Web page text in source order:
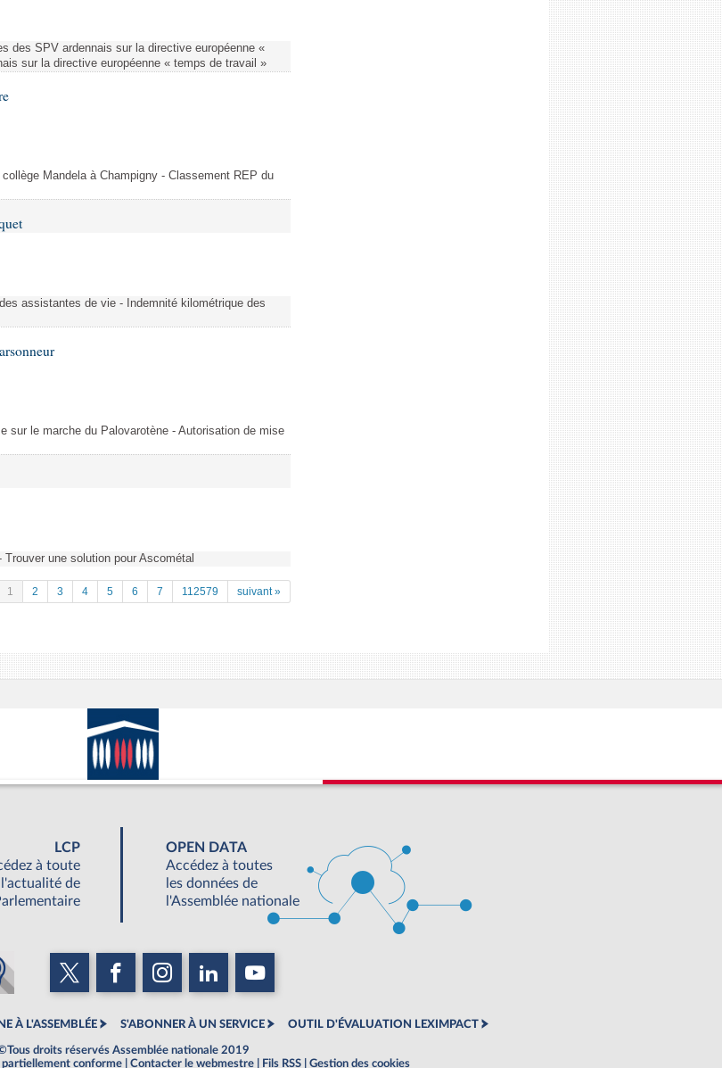
des SPV ardennais sur la directive européenne «
sur la directive européenne « temps de travail »
Mandela à Champigny - Classement REP du
assistantes de vie - Indemnité kilométrique des
sur le marche du Palovarotène - Autorisation de mise
une solution pour Ascométal
1 2 3 4 5 6 7 112579 suivant »
LCP
à toute
l'actualité de
OPEN DATA
Accédez à toutes
les données de
l'Assemblée nationale
À L'ASSEMBLÉE S'ABONNER À UN SERVICE OUTIL D'ÉVALUATION LEXIMPACT
droits réservés Assemblée nationale 2019
partiellement conforme Contacter le webmestre Fils RSS Gestion des cookies